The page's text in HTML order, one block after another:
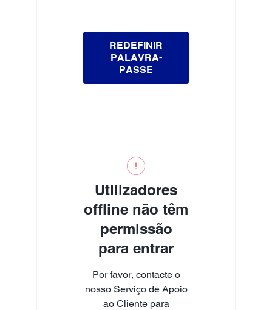
REDEFINIR
PALAVRA-
PASSE
Utilizadores
offline não têm
permissão
para entrar
Por favor, contacte o
nosso Serviço de Apoio
ao Cliente para